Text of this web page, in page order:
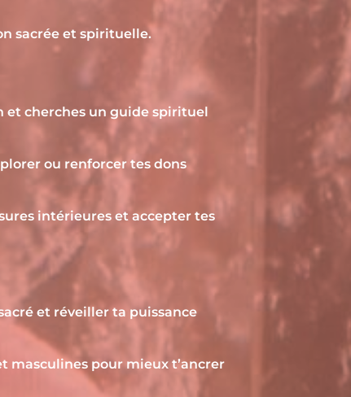
sacrée et spirituelle.
et cherches un guide spirituel
ou renforcer tes dons
intérieures et accepter tes
et réveiller ta puissance
masculines pour mieux t’ancrer